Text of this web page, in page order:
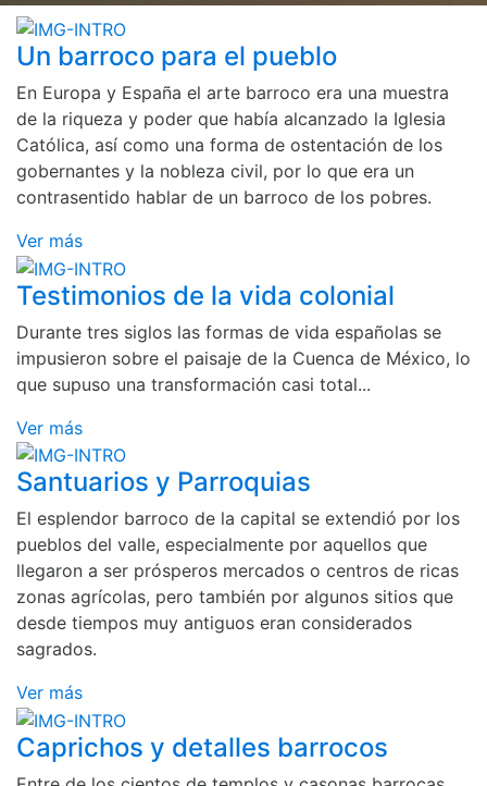
Un barroco para el pueblo
En Europa y España el arte barroco era una muestra
de la riqueza y poder que había alcanzado la Iglesia
Católica, así como una forma de ostentación de los
gobernantes y la nobleza civil, por lo que era un
contrasentido hablar de un barroco de los pobres.
Ver más
Testimonios de la vida colonial
Durante tres siglos las formas de vida españolas se
impusieron sobre el paisaje de la Cuenca de México, lo
que supuso una transformación casi total...
Ver más
Santuarios y Parroquias
El esplendor barroco de la capital se extendió por los
pueblos del valle, especialmente por aquellos que
llegaron a ser prósperos mercados o centros de ricas
zonas agrícolas, pero también por algunos sitios que
desde tiempos muy antiguos eran considerados
sagrados.
Ver más
Caprichos y detalles barrocos